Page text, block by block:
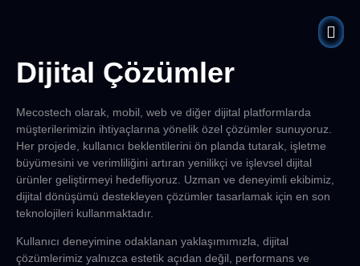
Dijital Çözümler
Mecostech olarak, mobil, web ve diğer dijital platformlarda
müşterilerimizin ihtiyaçlarına yönelik özel çözümler sunuyoruz.
Her projede, kullanıcı beklentilerini ön planda tutarak, işletme
büyümesini ve verimliliğini artıran yenilikçi ve işlevsel dijital
ürünler geliştirmeyi hedefliyoruz. Uzman ve deneyimli ekibimiz,
dijital dönüşümü destekleyen çözümler tasarlamak için en son
teknolojileri kullanmaktadır.
Kullanıcı deneyimine odaklanan yaklaşımımızla, dijital
çözümlerimiz yalnızca estetik açıdan değil, performans ve